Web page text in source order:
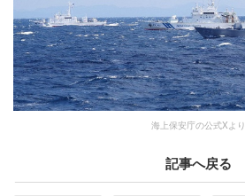
海上保安庁の公式Xより
記事へ戻る